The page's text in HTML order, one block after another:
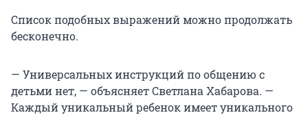
Список подобных выражений можно продолжать
бесконечно.
— Универсальных инструкций по общению с
детьми нет, — объясняет Светлана Хабарова. —
Каждый уникальный ребенок имеет уникального